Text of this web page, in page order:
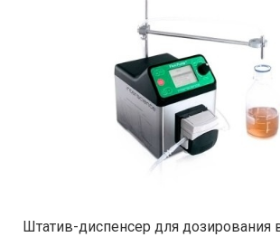
Штатив-диспенсер для